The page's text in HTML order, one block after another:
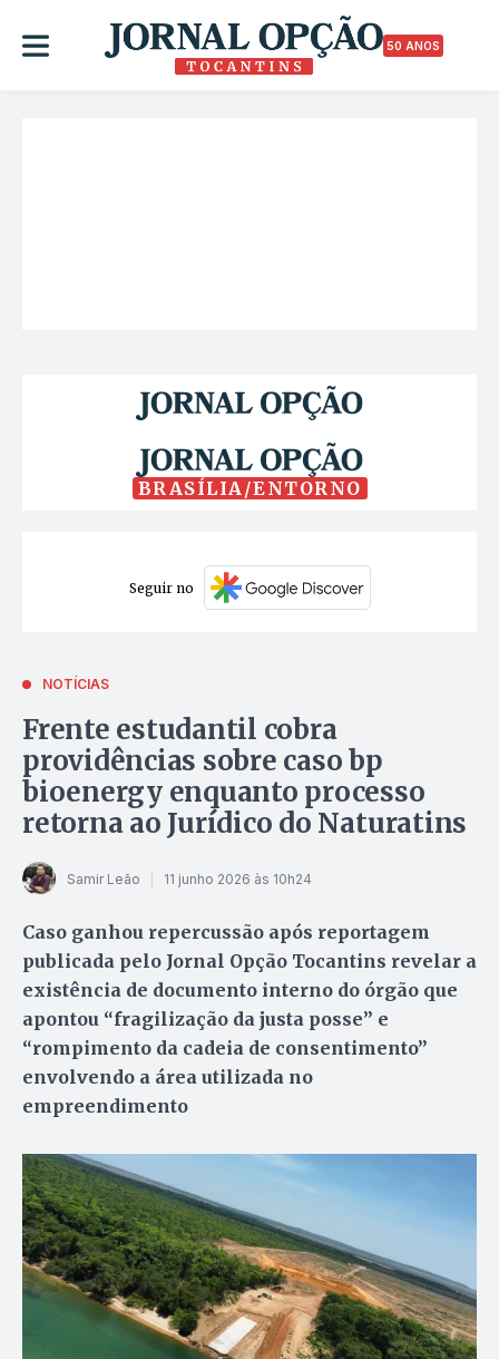
50 ANOS
BRASÍLIA/ENTORNO
Seguir no
NOTÍCIAS
Frente estudantil cobra
providências sobre caso bp
bioenergy enquanto processo
retorna ao Jurídico do Naturatins
Samir Leão 11 junho 2026 às 10h24
Caso ganhou repercussão após reportagem
publicada pelo Jornal Opção Tocantins revelar a
existência de documento interno do órgão que
apontou “fragilização da justa posse” e
“rompimento da cadeia de consentimento”
envolvendo a área utilizada no
empreendimento